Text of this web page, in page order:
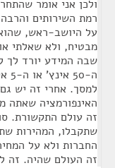
ולכן אני אומר
רמת השירותים
על היושב-ראש, שהוא
מבטיח, ולא שאלתי
שבה המידע יורד לך
למסך. אחרי זה יש
האינפורמציה שאתה
זה עולם התקשורת.
שתקבלו, המהירות
החברות ולא על
זה העולם שהיה. זה